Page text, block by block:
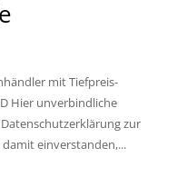
mit Tiefpreis-
Hier unverbindliche
zur
einverstanden,...